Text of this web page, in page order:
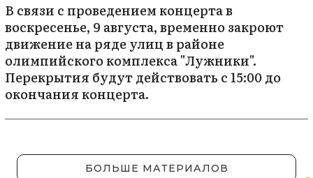
В связи с проведением концерта в
воскресенье, 9 августа, временно закроют
движение на ряде улиц в районе
олимпийского комплекса "Лужники".
Перекрытия будут действовать с 15:00 до
окончания концерта.
БОЛЬШЕ МАТЕРИАЛОВ